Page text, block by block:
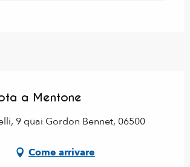
a Mentone
9 quai Gordon Bennet, 06500
Come arrivare